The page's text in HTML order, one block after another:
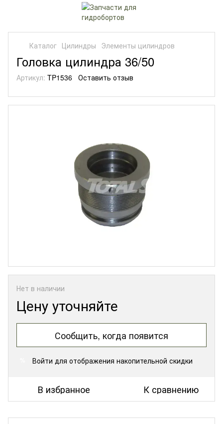
Каталог Цилиндры Элементы цилиндров
Головка цилиндра 36/50
Артикул: TP1536 Оставить отзыв
Нет в наличии
Цену уточняйте
Сообщить, когда появится
Войти для отображения накопительной скидки
В избранное К сравнению